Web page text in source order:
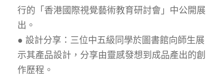
行的「香港國際視覺藝術教育研討會」中公開展
出。
● 設計分享：三位中五級同學於圖書館向師生展
示其產品設計，分享由靈感發想到成品產出的創
作歷程。